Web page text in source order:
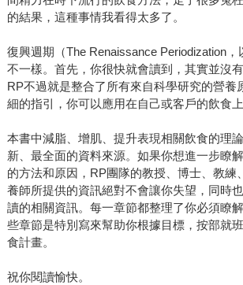
的結果，這種事情我看得太多了。
復興週期（The Renaissance Periodization
不一樣。首先，你很快就會讀到，其實並沒
RP不過就是整合了所有來自科學研究的營養
細的指引，你可以應用在自己或客戶的飲食上
本書中減脂、增肌、提升表現相關飲食的理
新、最全面的資料來源。如果你想進一步瞭
的方法和原因，RP團隊的教授、博士、教練
養師所提供的資訊絕對不會讓你失望，同時
讀的相關資訊。每一章節都整理了你必須瞭
些章節是特別寫來幫助你根據目標，按部就
食計畫。
祝你閱讀愉快。